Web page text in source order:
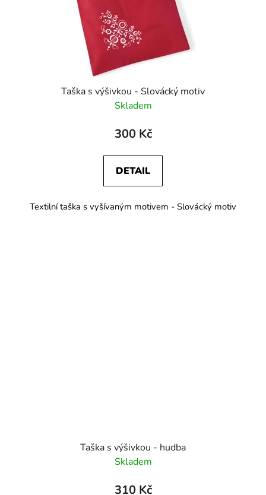
Taška s výšivkou - Slovácký motiv
Skladem
300 Kč
DETAIL
Textilní taška s vyšívaným motivem - Slovácký motiv
Taška s výšivkou - hudba
Skladem
310 Kč